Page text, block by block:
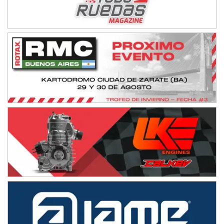
Ramiro Tot (Asfalto)
Baradero (Buenos Aires)
KDO - F6
Ciudad de Trenque Lauquen (Asfalto)
Trenque Lauquen (Buenos Aires)
ENTRERRIANO - F6 (POSTERGADA)
Parque de la Velocidad (Asfalto)
Villaguay (Entre Ríos)
VICTORIENSE - F7
El Cerro (Tierra)
Victoria (Entre Ríos)
PATAGONICO - F6
Gral. E. Godoy (Río Negro)
Juventud Unida (Tierra)